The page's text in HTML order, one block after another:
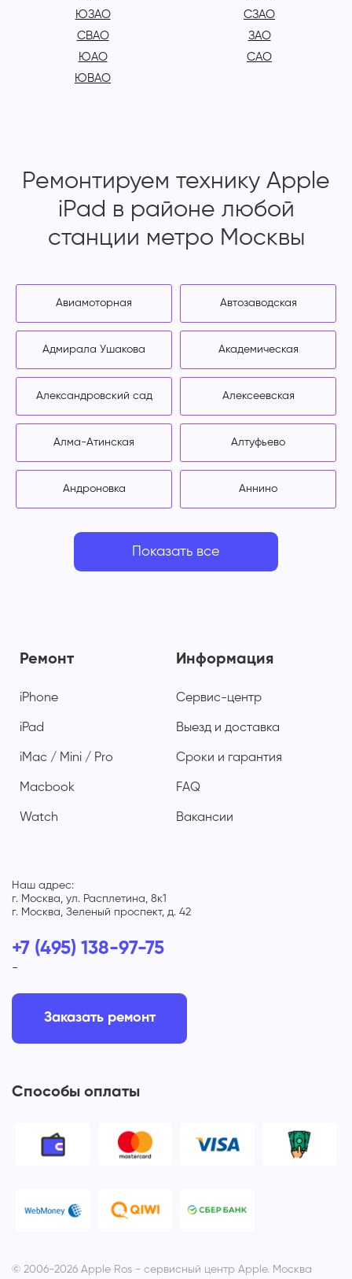
ЮЗАО
СВАО
ЮАО
ЮВАО
СЗАО
ЗАО
САО
Ремонтируем технику Apple
iPad в районе любой
станции метро Москвы
Авиамоторная Автозаводская
Адмирала Ушакова Академическая
Александровский сад Алексеевская
Алма-Атинская Алтуфьево
Андроновка Аннино
Показать все
Ремонт
iPhone
iPad
iMac / Mini / Pro
Macbook
Watch
Информация
Сервис-центр
Выезд и доставка
Сроки и гарантия
FAQ
Вакансии
Наш адрес:
г. Москва, ул. Расплетина, 8к1
г. Москва, Зеленый проспект, д. 42
+7 (495) 138-97-75
-
Заказать ремонт
Способы оплаты
© 2006-2026 Apple Ros - сервисный центр Apple. Москва